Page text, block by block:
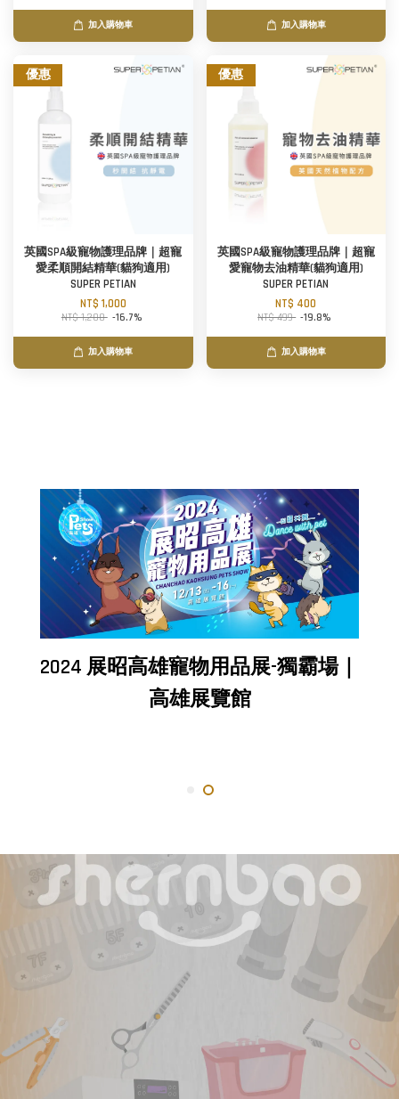
加入購物車 加入購物車
優惠
英國SPA級寵物護理品牌｜超寵
愛柔順開結精華(貓狗適用)
SUPER PETIAN
NT$ 1,000
NT$ 1,200 -16.7%
加入購物車
優惠
英國SPA級寵物護理品牌｜超寵
愛寵物去油精華(貓狗適用)
SUPER PETIAN
NT$ 400
NT$ 499 -19.8%
加入購物車
2024 展昭高雄寵物用品展-獨霸場｜
高雄展覽館